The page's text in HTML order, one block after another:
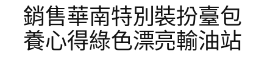
銷售華南特別裝扮臺包
養心得綠色漂亮輸油站